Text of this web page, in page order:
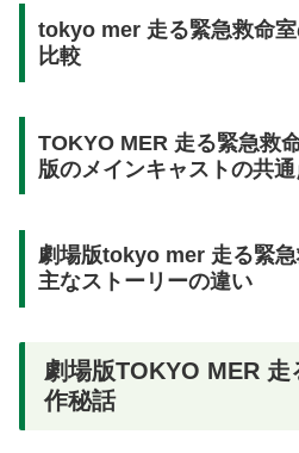
tokyo mer 走る緊急救命
比較
TOKYO MER 走る緊急救
版のメインキャストの共
劇場版tokyo mer 走る緊
主なストーリーの違い
劇場版TOKYO MER
作秘話